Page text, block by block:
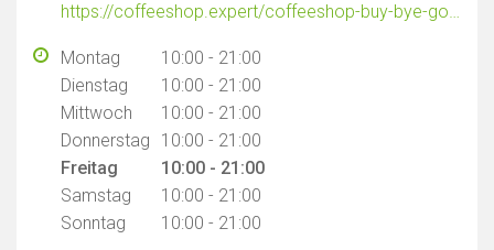
https://coffeeshop.expert/coffeeshop-buy-bye-gouda/
Montag
10:00 - 21:00
Dienstag
10:00 - 21:00
Mittwoch
10:00 - 21:00
Donnerstag
10:00 - 21:00
Freitag
10:00 - 21:00
Samstag
10:00 - 21:00
Sonntag
10:00 - 21:00